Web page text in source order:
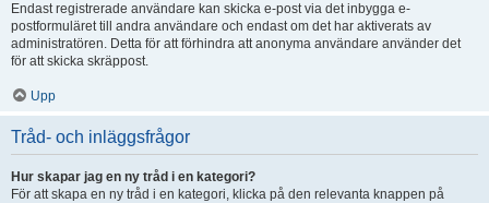
Endast registrerade användare kan skicka e-post via det inbygga e-
postformuläret till andra användare och endast om det har aktiverats av
administratören. Detta för att förhindra att anonyma användare använder det
för att skicka skräppost.
Upp
Tråd- och inläggsfrågor
Hur skapar jag en ny tråd i en kategori?
För att skapa en ny tråd i en kategori, klicka på den relevanta knappen på